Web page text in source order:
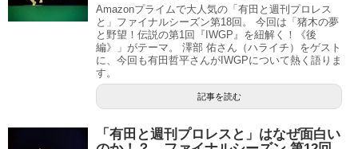
Amazonプライムで大人気の「有田と週刊プロレス
と」ファイナルシーズン第18回。 今回は「猪木の夢
と野望！伝説の第1回『IWGP』を紐解く！《後
編》」がテーマ。 澤部 佑さん（ハライチ）をゲスト
に、今回も有田哲平さんがIWGPについて熱く語りま
す。
記事を読む
「有田と週刊プロレスと」はなぜ面白い